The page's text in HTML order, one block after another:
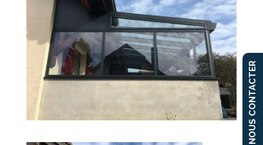
NOUS CONTACTER